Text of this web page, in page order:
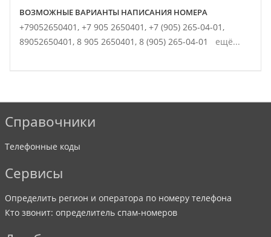
ВОЗМОЖНЫЕ ВАРИАНТЫ НАПИСАНИЯ НОМЕРА
+79052650401, +7 905 2650401, +7 (905) 265-04-01,
89052650401, 8 905 2650401, 8 (905) 265-04-01 ещё...
Справочники
Телефонные коды
Сервисы
Определить регион и оператора по номеру телефона
Кто звонит: определитель спам-номеров